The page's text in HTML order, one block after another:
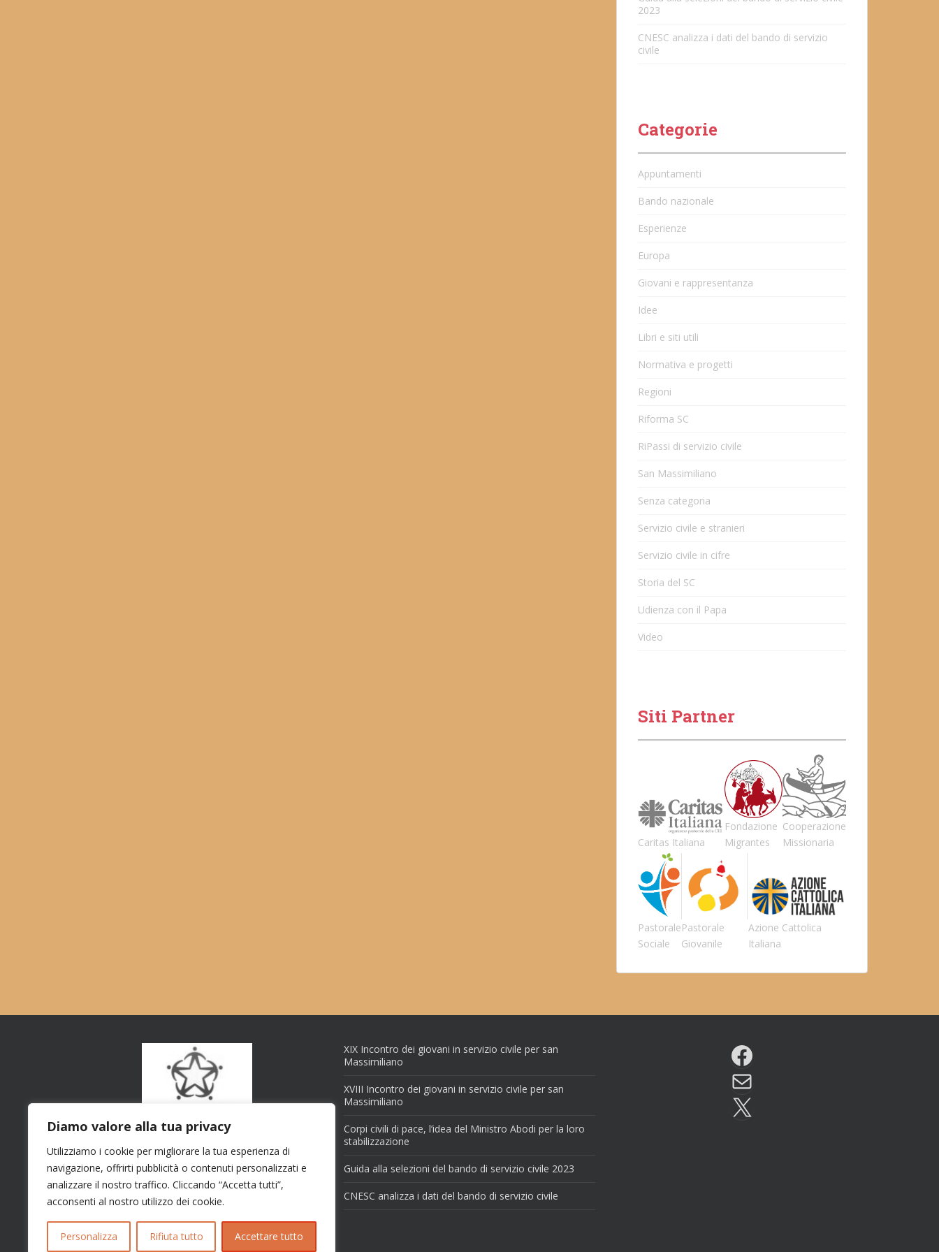
Diamo valore alla tua privacy
Utilizziamo i cookie per migliorare la tua esperienza di
navigazione, offrirti pubblicità o contenuti personalizzati e
analizzare il nostro traffico. Cliccando “Accetta tutti”,
acconsenti al nostro utilizzo dei cookie.
Personalizza Rifiuta tutto Accettare tutto
2023
CNESC analizza i dati del bando di servizio
civile
Categorie
Appuntamenti
Bando nazionale
Esperienze
Europa
Giovani e rappresentanza
Idee
Libri e siti utili
Normativa e progetti
Regioni
Riforma SC
RiPassi di servizio civile
San Massimiliano
Senza categoria
Servizio civile e stranieri
Servizio civile in cifre
Storia del SC
Udienza con il Papa
Video
Siti Partner
Caritas Italiana
Fondazione
Migrantes
Cooperazione
Missionaria
Pastorale
Sociale
Pastorale
Giovanile
Azione Cattolica
Italiana
XIX Incontro dei giovani in servizio civile per san
Massimiliano
XVIII Incontro dei giovani in servizio civile per san
Massimiliano
Corpi civili di pace, l’idea del Ministro Abodi per la loro
stabilizzazione
Guida alla selezioni del bando di servizio civile 2023
CNESC analizza i dati del bando di servizio civile
Facebook
Email
X